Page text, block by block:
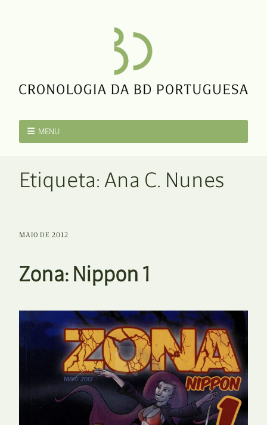
MENU
Etiqueta: Ana C. Nunes
MAIO DE 2012
Zona: Nippon 1